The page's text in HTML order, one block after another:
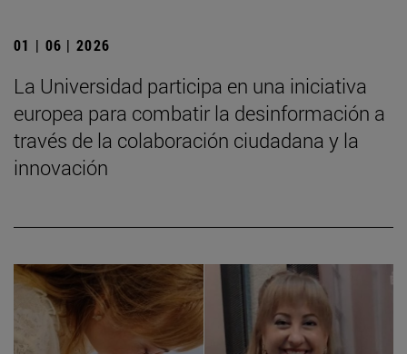
01 | 06 | 2026
La Universidad participa en una iniciativa
europea para combatir la desinformación a
través de la colaboración ciudadana y la
innovación